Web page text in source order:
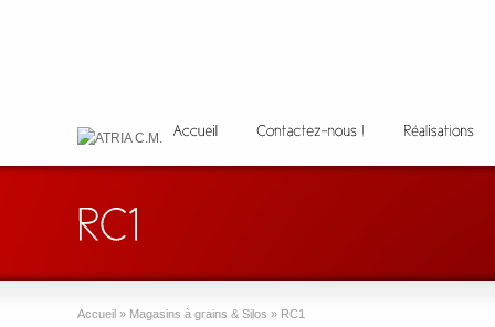
Accueil » Magasins à grains & Silos » RC1